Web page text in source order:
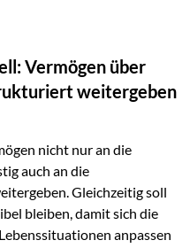
effizienter
übermittelt,
weitere Bearbeitung
juristische Personen,
als
werden. Damit erweitert
der Private Wealth
Vermögen über
weitergeben
nicht nur an die
auch an die
Gleichzeitig soll
bleiben, damit sich die
anpassen